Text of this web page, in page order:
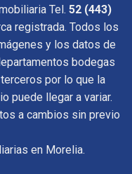
Tel. 52 (443)
registrada. Todos los
y los datos de
bodegas
por lo que la
puede llegar a variar.
a cambios sin previo
en Morelia.